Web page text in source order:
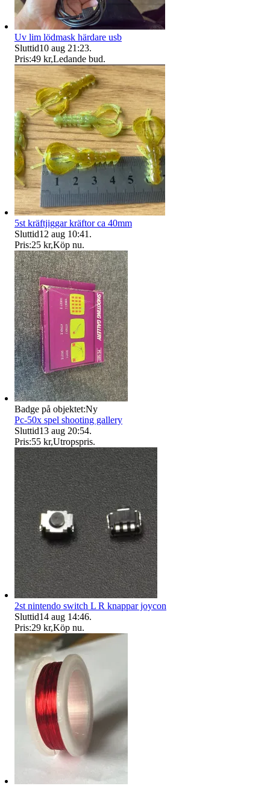
Uv lim lödmask härdare usb
Sluttid10 aug 21:23.
Pris:49 kr,Ledande bud.
5st kräftjiggar kräftor ca 40mm
Sluttid12 aug 10:41 .
Pris:25 kr,Köp nu.
Badge på objektet:Ny
Pc-50x spel shooting gallery
Sluttid13 aug 20:54.
Pris:55 kr,Utropspris.
2st nintendo switch L R knappar joycon
Sluttid14 aug 14:46.
Pris:29 kr,Köp nu.